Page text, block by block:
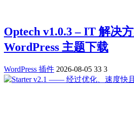
Optech v1.0.3 – IT 解决
WordPress 主题下载
WordPress 插件 2026-08-05 33 3